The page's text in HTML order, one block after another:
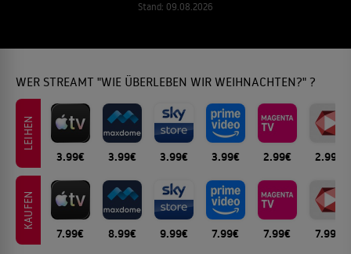
Stand: 09.08.2026
WER STREAMT "WIE ÜBERLEBEN WIR WEIHNACHTEN?" ?
LEIHEN
3.99€ 3.99€ 3.99€ 3.99€ 2.99€ 2.99€
KAUFEN
7.99€ 8.99€ 9.99€ 7.99€ 7.99€ 7.99€